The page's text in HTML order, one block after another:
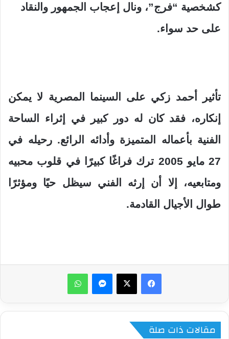
كشخصية “فرج”، ونال إعجاب الجمهور والنقاد
على حد سواء.
تأثير أحمد زكي على السينما المصرية لا يمكن
إنكاره، فقد كان له دور كبير في إثراء الساحة
الفنية بأعماله المتميزة وأدائه الرائع. رحيله في
27 مايو 2005 ترك فراغًا كبيرًا في قلوب محبيه
ومتابعيه، إلا أن إرثه الفني سيظل حيًا ومؤثرًا
طوال الأجيال القادمة.
ماسنجر واتساب
مقالات ذات صلة